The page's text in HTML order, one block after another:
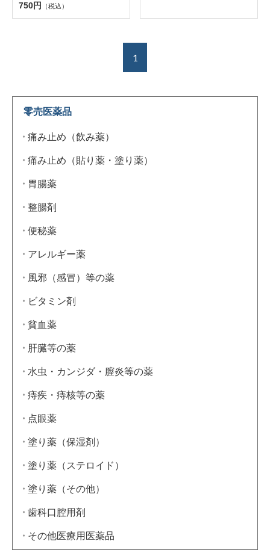
750円 （税込）
1
零売医薬品
痛み止め（飲み薬）
痛み止め（貼り薬・塗り薬）
胃腸薬
整腸剤
便秘薬
アレルギー薬
風邪（感冒）等の薬
ビタミン剤
貧血薬
肝臓等の薬
水虫・カンジダ・膣炎等の薬
痔疾・痔核等の薬
点眼薬
塗り薬（保湿剤）
塗り薬（ステロイド）
塗り薬（その他）
歯科口腔用剤
その他医療用医薬品